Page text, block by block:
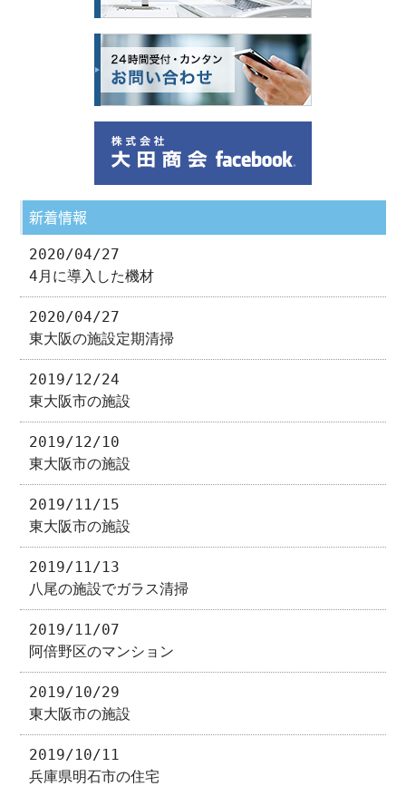
新着情報
2020/04/27
4月に導入した機材
2020/04/27
東大阪の施設定期清掃
2019/12/24
東大阪市の施設
2019/12/10
東大阪市の施設
2019/11/15
東大阪市の施設
2019/11/13
八尾の施設でガラス清掃
2019/11/07
阿倍野区のマンション
2019/10/29
東大阪市の施設
2019/10/11
兵庫県明石市の住宅